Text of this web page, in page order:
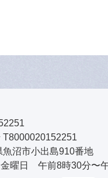
T8000020152251
沼市小出島910番地
曜日 午前8時30分〜